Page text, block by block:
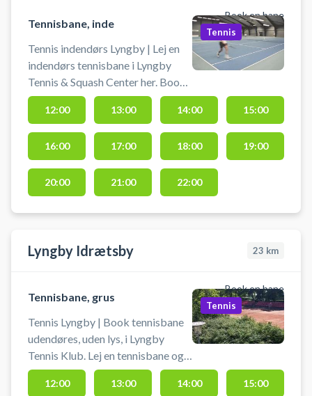
Book en bane
Tennisbane, inde
Tennis indendørs Lyngby | Lej en
indendørs tennisbane i Lyngby
Tennis & Squash Center her. Book
tennisbane og spil tennis i Lundby
på indendørs tennisbaner i
tennishallen ved tennisklubben i
Lyngby. Banen må kun benyttes
med rene indendørs tennissko.
Medbring selv ketcher og bolde.
Tennis
12:00 13:00 14:00 15:00
16:00 17:00 18:00 19:00
20:00 21:00 22:00
Lyngby Idrætsby 23 km
Book en bane
Tennisbane, grus
Tennis Lyngby | Book tennisbane
udendøres, uden lys, i Lyngby
Tennis Klub. Lej en tennisbane og
spil tennis ved Lyngby Idrætsby på
udendørs grusbaner beliggende
Tennis
12:00 13:00 14:00 15:00